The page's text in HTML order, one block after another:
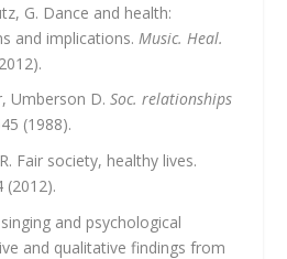
G. Dance and health:
and implications. Music. Heal.
Umberson D.Soc. relationships
(1988).
Fair society, healthy lives.
(2012).
and psychological
and qualitative findings from